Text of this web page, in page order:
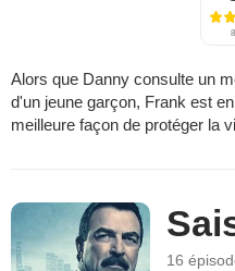
Alors que Danny consulte un
d'un jeune garçon, Frank est
meilleure façon de protéger la
16